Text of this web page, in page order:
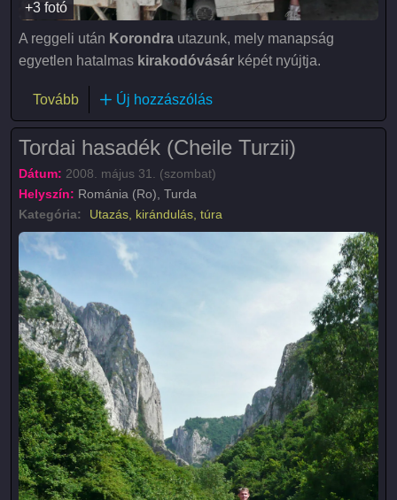
+3 fotó
A reggeli után Korondra utazunk, mely manapság
egyetlen hatalmas kirakodóvásár képét nyújtja.
Tovább(Korond (Corund))
Új hozzászólás
Tordai hasadék (Cheile Turzii)
Dátum: 2008. május 31. (szombat)
Helyszín: Románia (Ro), Turda
Kategória:
Utazás, kirándulás, túra